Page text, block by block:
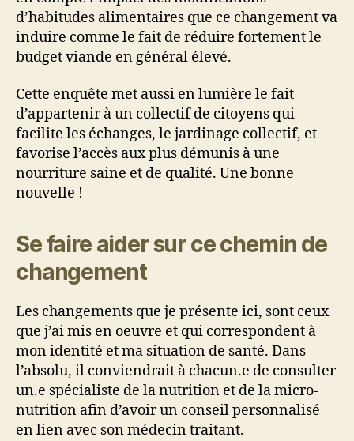
d’habitudes alimentaires que ce changement va
induire comme le fait de réduire fortement le
budget viande en général élevé.
Cette enquête met aussi en lumière le fait
d’appartenir à un collectif de citoyens qui
facilite les échanges, le jardinage collectif, et
favorise l’accès aux plus démunis à une
nourriture saine et de qualité. Une bonne
nouvelle !
Se faire aider sur ce chemin de
changement
Les changements que je présente ici, sont ceux
que j’ai mis en oeuvre et qui correspondent à
mon identité et ma situation de santé. Dans
l’absolu, il conviendrait à chacun.e de consulter
un.e spécialiste de la nutrition et de la micro-
nutrition afin d’avoir un conseil personnalisé
en lien avec son médecin traitant.